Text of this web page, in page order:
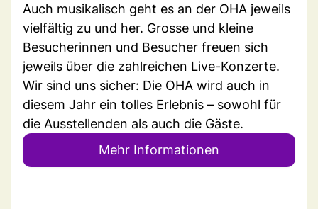
Auch musikalisch geht es an der OHA jeweils
vielfältig zu und her. Grosse und kleine
Besucherinnen und Besucher freuen sich
jeweils über die zahlreichen Live-Konzerte.
Wir sind uns sicher: Die OHA wird auch in
diesem Jahr ein tolles Erlebnis – sowohl für
die Ausstellenden als auch die Gäste.
Mehr Informationen